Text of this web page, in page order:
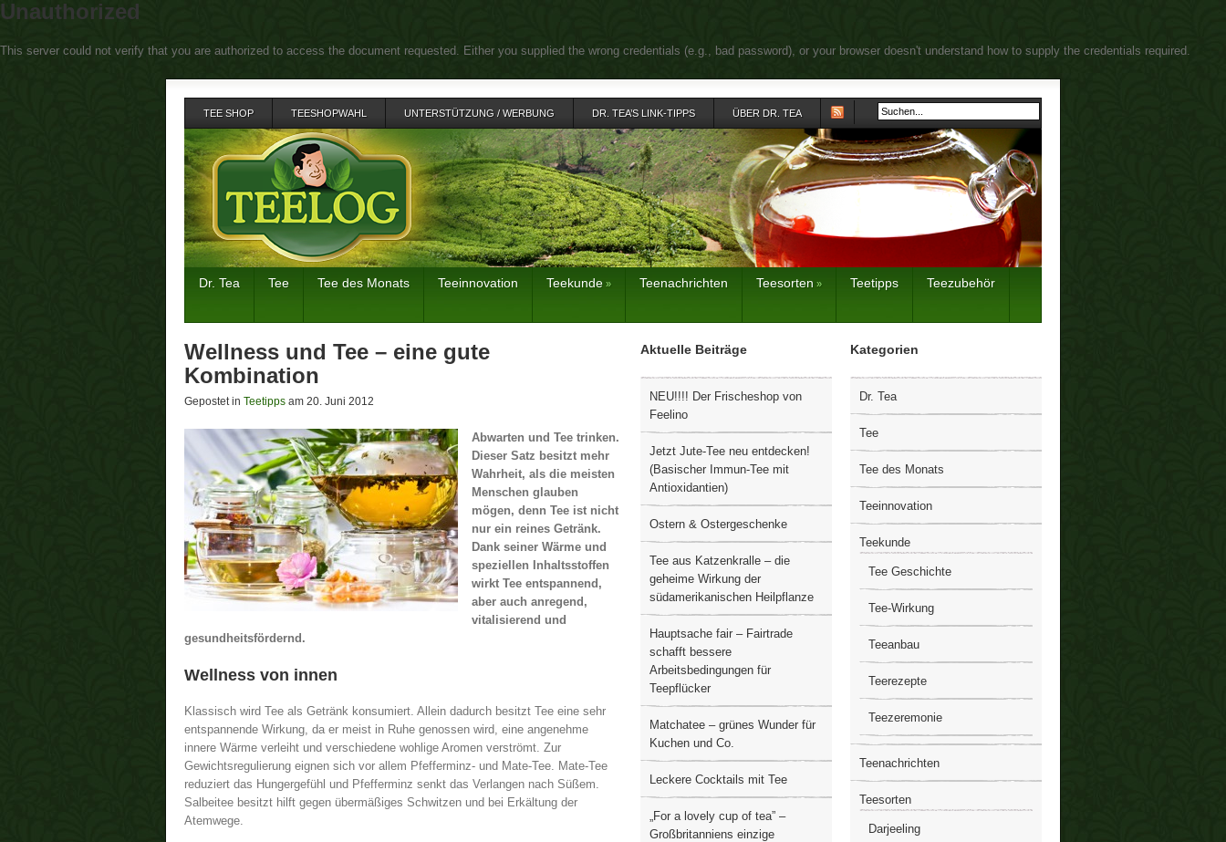
Unauthorized
This server could not verify that you are authorized to access the document requested. Either you supplied the wrong credentials (e.g., bad password), or your browser doesn't understand how to supply the credentials required.
TEE SHOP TEESHOPWAHL UNTERSTÜTZUNG / WERBUNG DR. TEA’S LINK-TIPPS ÜBER DR. TEA
Dr. Tea Tee Tee des Monats Teeinnovation Teekunde » Teenachrichten Teesorten » Teetipps Teezubehör
Wellness und Tee – eine gute
Kombination
Gepostet in Teetipps am 20. Juni 2012
Abwarten und Tee trinken.
Dieser Satz besitzt mehr
Wahrheit, als die meisten
Menschen glauben
mögen, denn Tee ist nicht
nur ein reines Getränk.
Dank seiner Wärme und
speziellen Inhaltsstoffen
wirkt Tee entspannend,
aber auch anregend,
vitalisierend und
gesundheitsfördernd.
Wellness von innen
Klassisch wird Tee als Getränk konsumiert. Allein dadurch besitzt Tee eine sehr
entspannende Wirkung, da er meist in Ruhe genossen wird, eine angenehme
innere Wärme verleiht und verschiedene wohlige Aromen verströmt. Zur
Gewichtsregulierung eignen sich vor allem Pfefferminz- und Mate-Tee. Mate-Tee
reduziert das Hungergefühl und Pfefferminz senkt das Verlangen nach Süßem.
Salbeitee besitzt hilft gegen übermäßiges Schwitzen und bei Erkältung der
Atemwege.
Aktuelle Beiträge
NEU!!!! Der Frischeshop von
Feelino
Jetzt Jute-Tee neu entdecken!
(Basischer Immun-Tee mit
Antioxidantien)
Ostern & Ostergeschenke
Tee aus Katzenkralle – die
geheime Wirkung der
südamerikanischen Heilpflanze
Hauptsache fair – Fairtrade
schafft bessere
Arbeitsbedingungen für
Teepflücker
Matchatee – grünes Wunder für
Kuchen und Co.
Leckere Cocktails mit Tee
„For a lovely cup of tea” –
Großbritanniens einzige
Kategorien
Dr. Tea
Tee
Tee des Monats
Teeinnovation
Teekunde
Tee Geschichte
Tee-Wirkung
Teeanbau
Teerezepte
Teezeremonie
Teenachrichten
Teesorten
Darjeeling